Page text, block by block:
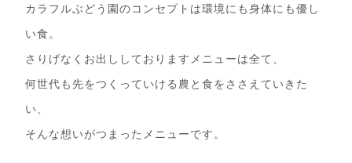
カラフルぶどう園のコンセプトは環境にも身体にも優し
い食。
さりげなくお出ししておりますメニューは全て、
何世代も先をつくっていける農と食をささえていきた
い、
そんな想いがつまったメニューです。